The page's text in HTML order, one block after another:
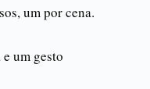
um por cena.
um gesto